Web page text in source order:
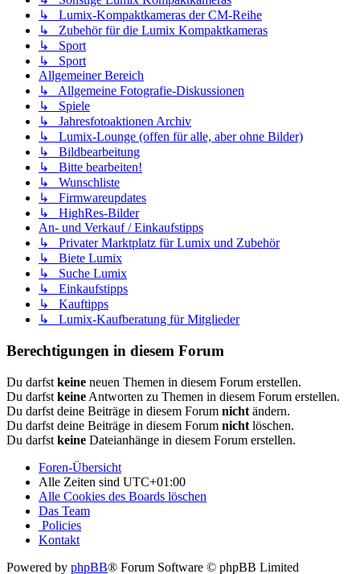
↳ Lumix-Kompaktkameras der CM-Reihe
↳ Zubehör für die Lumix Kompaktkameras
↳ Sport
↳ Sport
Allgemeiner Bereich
↳ Allgemeine Fotografie-Diskussionen
↳ Spiele
↳ Jahresfotoaktionen Archiv
↳ Lumix-Lounge (offen für alle, aber ohne Bilder)
↳ Bildbearbeitung
↳ Bitte bearbeiten!
↳ Wunschliste
↳ Firmwareupdates
↳ HighRes-Bilder
An- und Verkauf / Einkaufstipps
↳ Privater Marktplatz für Lumix und Zubehör
↳ Biete Lumix
↳ Suche Lumix
↳ Einkaufstipps
↳ Kauftipps
↳ Lumix-Kaufberatung für Mitglieder
Berechtigungen in diesem Forum
Du darfst keine neuen Themen in diesem Forum erstellen.
Du darfst keine Antworten zu Themen in diesem Forum erstellen.
Du darfst deine Beiträge in diesem Forum nicht ändern.
Du darfst deine Beiträge in diesem Forum nicht löschen.
Du darfst keine Dateianhänge in diesem Forum erstellen.
Foren-Übersicht
Alle Zeiten sind UTC+01:00
Alle Cookies des Boards löschen
Das Team
Policies
Kontakt
Powered by phpBB® Forum Software © phpBB Limited